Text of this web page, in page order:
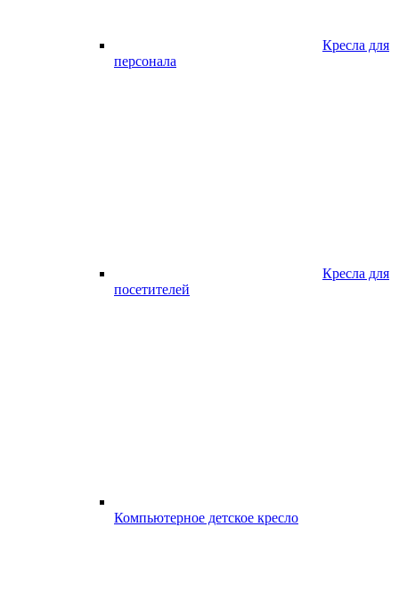
Кресла для
персонала
Кресла для
посетителей
Компьютерное детское кресло